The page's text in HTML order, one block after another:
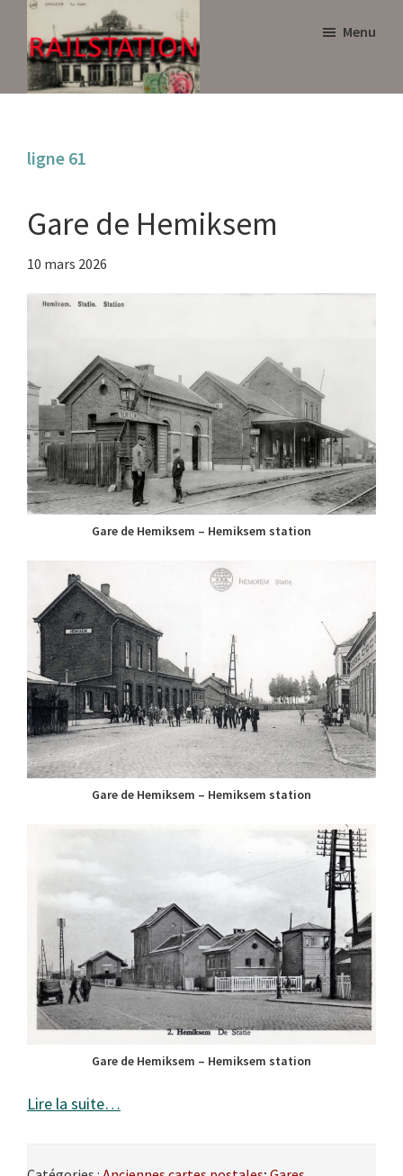
main
content
primary
sidebar
Menu
ligne 61
Gare de Hemiksem
10 mars 2026
Gare de Hemiksem – Hemiksem station
Gare de Hemiksem – Hemiksem station
Gare de Hemiksem – Hemiksem station
Lire la suite…